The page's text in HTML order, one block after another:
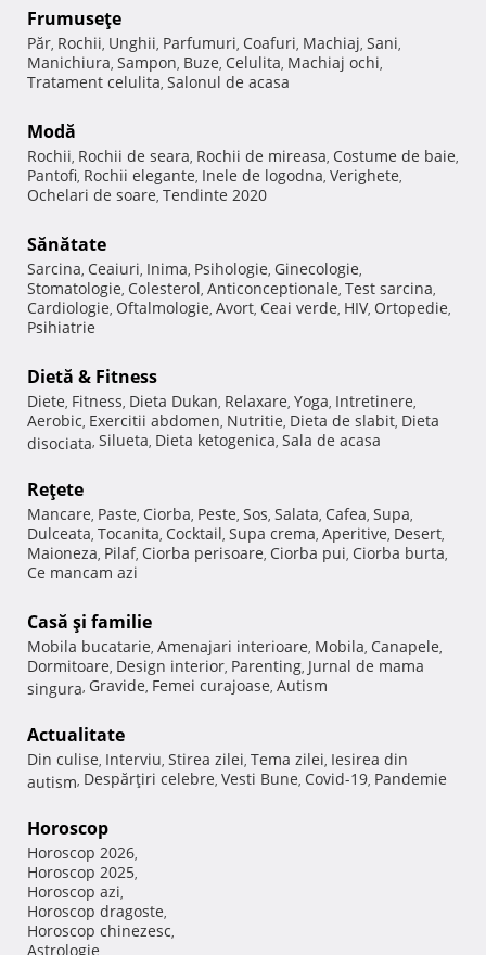
Frumuseţe
Păr, Rochii, Unghii, Parfumuri, Coafuri, Machiaj, Sani,
Manichiura, Sampon, Buze, Celulita, Machiaj ochi,
Tratament celulita, Salonul de acasa
Modă
Rochii, Rochii de seara, Rochii de mireasa, Costume de baie,
Pantofi, Rochii elegante, Inele de logodna, Verighete,
Ochelari de soare, Tendinte 2020
Sănătate
Sarcina, Ceaiuri, Inima, Psihologie, Ginecologie,
Stomatologie, Colesterol, Anticonceptionale, Test sarcina,
Cardiologie, Oftalmologie, Avort, Ceai verde, HIV, Ortopedie,
Psihiatrie
Dietă & Fitness
Diete, Fitness, Dieta Dukan, Relaxare, Yoga, Intretinere,
Aerobic, Exercitii abdomen, Nutritie, Dieta de slabit, Dieta
disociata, Silueta, Dieta ketogenica, Sala de acasa
Reţete
Mancare, Paste, Ciorba, Peste, Sos, Salata, Cafea, Supa,
Dulceata, Tocanita, Cocktail, Supa crema, Aperitive, Desert,
Maioneza, Pilaf, Ciorba perisoare, Ciorba pui, Ciorba burta,
Ce mancam azi
Casă şi familie
Mobila bucatarie, Amenajari interioare, Mobila, Canapele,
Dormitoare, Design interior, Parenting, Jurnal de mama
singura, Gravide, Femei curajoase, Autism
Actualitate
Din culise, Interviu, Stirea zilei, Tema zilei, Iesirea din
autism, Despărţiri celebre, Vesti Bune, Covid-19, Pandemie
Horoscop
Horoscop 2026,
Horoscop 2025,
Horoscop azi,
Horoscop dragoste,
Horoscop chinezesc,
Astrologie